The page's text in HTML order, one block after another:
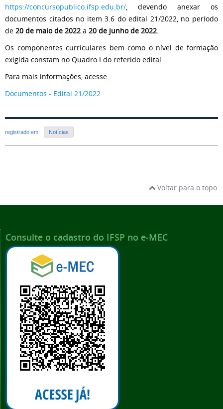
https://concursopublico.ifsp.edu.br/, devendo anexar os
documentos citados no item 3.6 do edital 21/2022, no período
de 20 de maio de 2022 a 20 de junho de 2022.
Os componentes curriculares bem como o nível de formação
exigida constam no Quadro I do referido edital.
Para mais informações, acesse:
Documentos - Edital 21/2022
registrado em: Notícias
Voltar para o topo
Consulte o cadastro do IFSP no e-MEC